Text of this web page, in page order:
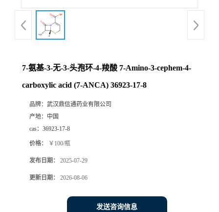
产
厅
7-氨基-3-无-3-头孢环-4-羧酸 7-Amino-3-cephem-4-
carboxylic acid (7-ANCA) 36923-17-8
品牌： 武汉鼎信通药业有限公司
产地： 中国
cas： 36923-17-8
价格： ￥100/瓶
发布日期： 2025-07-29
更新日期： 2026-08-06
发送咨询信息